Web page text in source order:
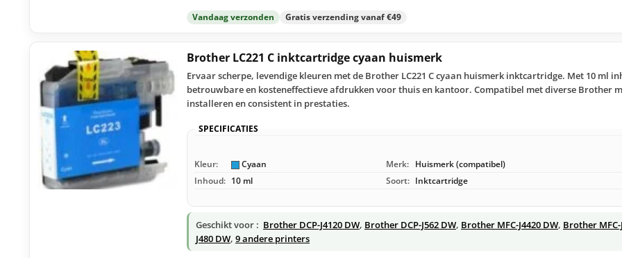
Vandaag verzonden Gratis verzending vanaf €49
Brother LC221 C inktcartridge cyaan huismerk
Ervaar scherpe, levendige kleuren met de Brother LC221 C cyaan huismerk inktcartridge. Met 10 ml
betrouwbare en kosteneffectieve afdrukken voor thuis en kantoor. Compatibel met diverse Brother
installeren en consistent in prestaties.
SPECIFICATIES
Kleur: Cyaan Merk: Huismerk (compatibel)
Inhoud: 10 ml Soort: Inktcartridge
Geschikt voor : Brother DCP-J4120 DW, Brother DCP-J562 DW, Brother MFC-J4420 DW, Brother MFC-
J480 DW, 9 andere printers